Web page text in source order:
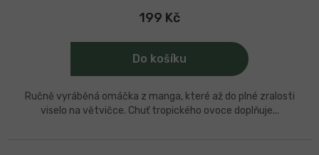
5,0
199 Kč
Do košíku
Ručně vyráběná omáčka z manga, které až do plné zralosti
viselo na větvičce. Chuť tropického ovoce doplňuje...